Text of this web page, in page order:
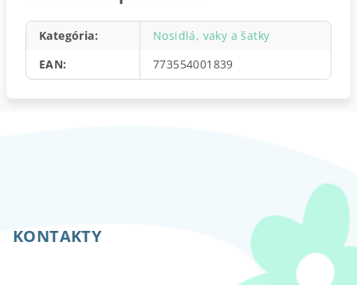
Kategória:
Nosidlá, vaky a šatky
EAN: 773554001839
KONTAKTY